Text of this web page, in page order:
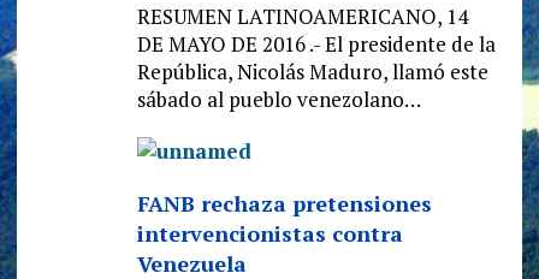
RESUMEN LATINOAMERICANO, 14
DE MAYO DE 2016 .- El presidente de la
República, Nicolás Maduro, llamó este
sábado al pueblo venezolano…
FANB rechaza pretensiones
intervencionistas contra
Venezuela